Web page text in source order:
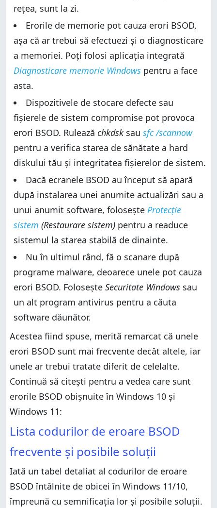
rețea, sunt la zi.
Erorile de memorie pot cauza erori BSOD,
așa că ar trebui să efectuezi și o diagnosticare
a memoriei. Poți folosi aplicația integrată
Diagnosticare memorie Windows pentru a face
asta.
Dispozitivele de stocare defecte sau
fișierele de sistem compromise pot provoca
erori BSOD. Rulează chkdsk sau sfc /scannow
pentru a verifica starea de sănătate a hard
diskului tău și integritatea fișierelor de sistem.
Dacă ecranele BSOD au început să apară
după instalarea unei anumite actualizări sau a
unui anumit software, folosește Protecție
sistem (Restaurare sistem) pentru a readuce
sistemul la starea stabilă de dinainte.
Nu în ultimul rând, fă o scanare după
programe malware, deoarece unele pot cauza
erori BSOD. Folosește Securitate Windows sau
un alt program antivirus pentru a căuta
software dăunător.
Acestea fiind spuse, merită remarcat că unele
erori BSOD sunt mai frecvente decât altele, iar
unele ar trebui tratate diferit de celelalte.
Continuă să citești pentru a vedea care sunt
erorile BSOD obișnuite în Windows 10 și
Windows 11:
Lista codurilor de eroare BSOD
frecvente și posibile soluții
Iată un tabel detaliat al codurilor de eroare
BSOD întâlnite de obicei în Windows 11/10,
împreună cu semnificația lor și posibile soluții.